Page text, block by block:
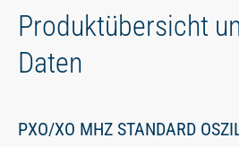
Produktübersicht
Daten
PXO/XO MHZ STANDARD